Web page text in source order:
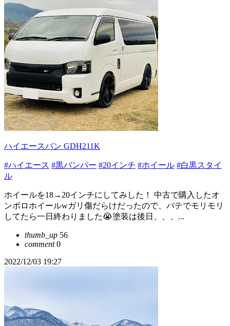
ハイエースバン GDH211K
#ハイエース #黒バンパー #20インチ #ホイール #白黒スタイ
ル
ホイールを18→20インチにしてみした！ 中古で購入したオ
ンボロホイールwガリ傷だらけだったので、パテでモリモリ
してたら一日終わりました😭塗装は後日、、、...
thumb_up 56
comment0
2022/12/03 19:27